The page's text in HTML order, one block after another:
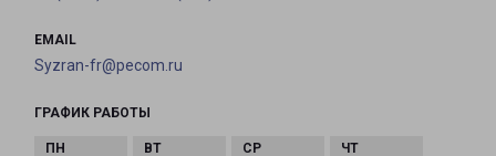
EMAIL
Syzran-fr@pecom.ru
ГРАФИК РАБОТЫ